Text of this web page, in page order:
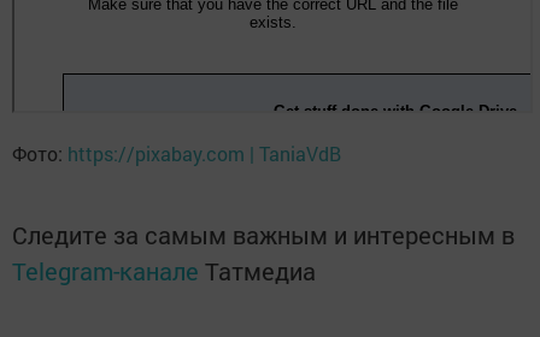
Фото: https://pixabay.com | TaniaVdB
Следите за самым важным и интересным в
Telegram-канале Татмедиа